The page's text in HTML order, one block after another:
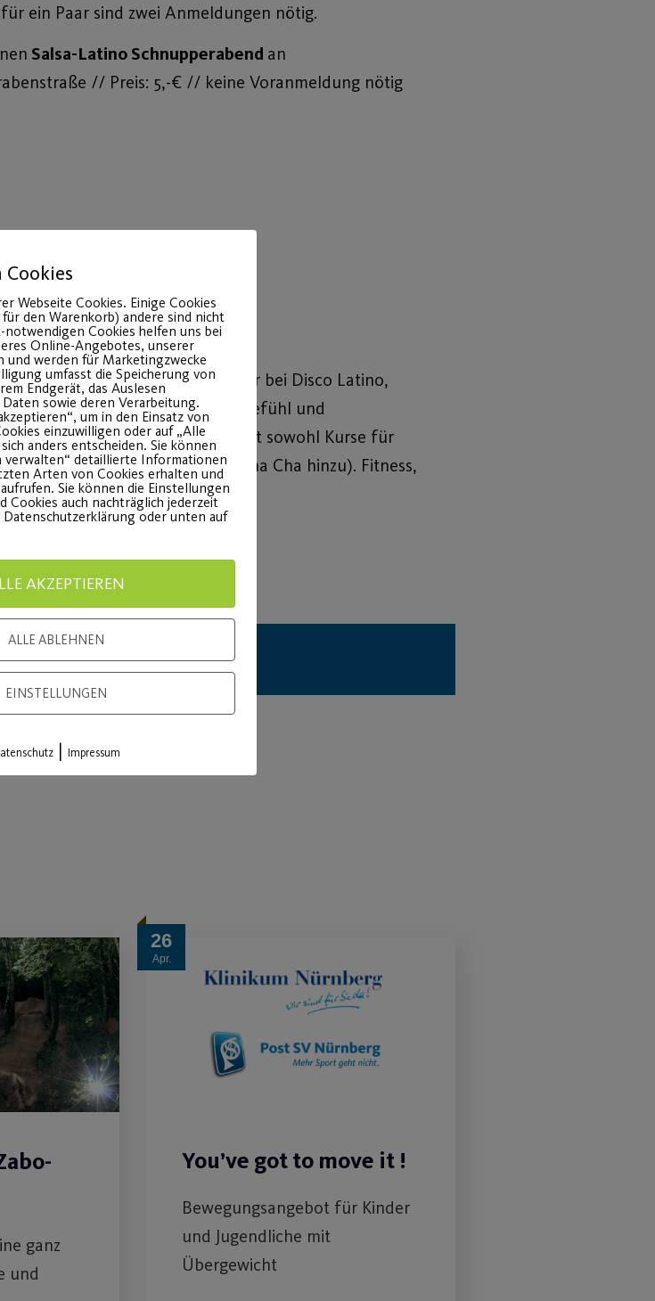
ein Paar sind zwei Anmeldungen nötig.
Salsa-Latino Schnupperabend an
// Preis: 5,-€ // keine Voranmeldung nötig
Sandrine trainiert ihr bei Disco Latino,
Körperhaltung, das Rythmusgefühl und
in Kursform an. Es gibt sowohl Kurse für
dann auch noch der Cha Cha Cha hinzu). Fitness,
& ANMELDUNG
ganz
und
26
Apr.
You’ve got to move it !
Bewegungsangebot für Kinder
und Jugendliche mit
Übergewicht
Webseite Cookies. Einige Cookies
den Warenkorb) andere sind nicht
Cookies helfen uns bei
Online-Angebotes, unserer
und werden für Marketingzwecke
umfasst die Speicherung von
Endgerät, das Auslesen
sowie deren Verarbeitung.
um in den Einsatz von
einzuwilligen oder auf „Alle
anders entscheiden. Sie können
verwalten“ detaillierte Informationen
Arten von Cookies erhalten und
Sie können die Einstellungen
Cookies auch nachträglich jederzeit
Datenschutzerklärung oder unten auf
AKZEPTIEREN
ALLE ABLEHNEN
EINSTELLUNGEN
| Impressum